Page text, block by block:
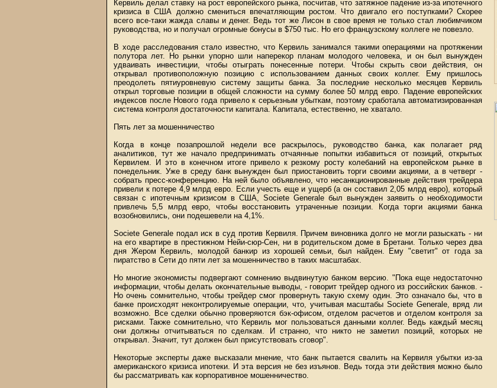
Кервиль делал ставку на рост европейского рынка, посчитав, что затяжное падение из-за ипотечного
кризиса в США должно смениться впечатляющим ростом. Что двигало его поступками? Скорее
всего все-таки жажда славы и денег. Ведь тот же Лисон в свое время не только стал любимчиком
руководства, но и получал огромные бонусы в $750 тыс. Но его французскому коллеге не повезло.
В ходе расследования стало известно, что Кервиль занимался такими операциями на протяжении
полутора лет. Но рынки упорно шли наперекор планам молодого человека, и он был вынужден
удваивать инвестиции, чтобы отыграть понесенные потери. Чтобы скрыть свои действия, он
открывал противоположную позицию с использованием данных своих коллег. Ему пришлось
преодолеть пятиуровневую систему защиты банка. За последние несколько месяцев Кервиль
открыл торговые позиции в общей сложности на сумму более 50 млрд евро. Падение европейских
индексов после Нового года привело к серьезным убыткам, поэтому сработала автоматизированная
система контроля достаточности капитала. Капитала, естественно, не хватало.
Пять лет за мошенничество
Когда в конце позапрошлой недели все раскрылось, руководство банка, как полагает ряд
аналитиков, тут же начало предпринимать отчаянные попытки избавиться от позиций, открытых
Кервилем. И это в конечном итоге привело к резкому росту колебаний на европейском рынке в
понедельник. Уже в среду банк вынужден был приостановить торги своими акциями, а в четверг -
собрать пресс-конференцию. На ней было объявлено, что несанкционированные действия трейдера
привели к потере 4,9 млрд евро. Если учесть еще и ущерб (а он составил 2,05 млрд евро), который
связан с ипотечным кризисом в США, Societe Generale был вынужден заявить о необходимости
привлечь 5,5 млрд евро, чтобы восстановить утраченные позиции. Когда торги акциями банка
возобновились, они подешевели на 4,1%.
Societe Generale подал иск в суд против Кервиля. Причем виновника долго не могли разыскать - ни
на его квартире в престижном Нейи-сюр-Сен, ни в родительском доме в Бретани. Только через два
дня Жером Кервиль, молодой банкир из хорошей семьи, был найден. Ему "светит" от года за
пиратство в Сети до пяти лет за мошенничество в таких масштабах.
Но многие экономисты подвергают сомнению выдвинутую банком версию. "Пока еще недостаточно
информации, чтобы делать окончательные выводы, - говорит трейдер одного из российских банков. -
Но очень сомнительно, чтобы трейдер смог провернуть такую схему один. Это означало бы, что в
банке происходят неконтролируемые операции, что, учитывая масштабы Societe Generale, вряд ли
возможно. Все сделки обычно проверяются бэк-офисом, отделом расчетов и отделом контроля за
рисками. Также сомнительно, что Кервиль мог пользоваться данными коллег. Ведь каждый месяц
они должны отчитываться по сделкам. И странно, что никто не заметил позиций, которых не
открывал. Значит, тут должен был присутствовать сговор".
Некоторые эксперты даже высказали мнение, что банк пытается свалить на Кервиля убытки из-за
американского кризиса ипотеки. И эта версия не без изъянов. Ведь тогда эти действия можно было
бы рассматривать как корпоративное мошенничество.